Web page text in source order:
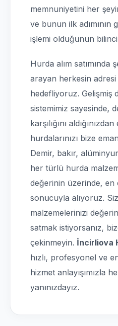
memnuniyetini her
ve bunun ilk adımının
işlemi olduğunun
Hurda alım satımında
arayan herkesin adresi
hedefliyoruz. Gelişmiş
sistemimiz sayesinde,
karşılığını
hurdalarınızı bize
Demir, bakır,
her türlü hurda
değerinin üzerinde, en
sonucuyla alıyoruz.
malzemelerinizi
satmak istiyorsanız,
çekinmeyin. İncirliova
hızlı, profesyonel ve
hizmet anlayışımızla
yanınızdayız.